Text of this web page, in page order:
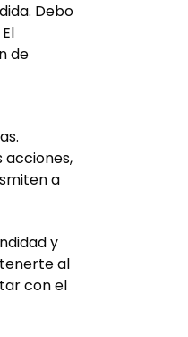
Debo
de
acciones,
a
y
al
con el